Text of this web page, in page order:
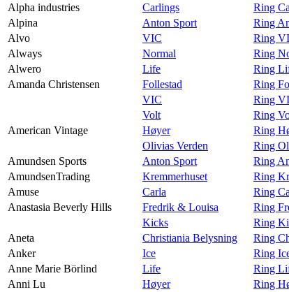
Alpha industries
Carlings Ring
Alpina
Anton Sport Ring
Alvo
VIC Ring
Always
Normal Ring
Alwero
Life Ring
Amanda Christensen
Follestad Ring
VIC
Ring
Volt
Ring
American Vintage
Høyer Ring
Olivias Verden
Ring
Amundsen Sports
Anton Sport Ring
AmundsenTrading
Kremmerhuset Ring
Amuse
Carla Ring
Anastasia Beverly Hills
Fredrik & Louisa Ring
Kicks
Ring
Aneta
Christiania Belysning Ring
Anker
Ice Ring
Anne Marie Börlind
Life Ring
Anni Lu
Høyer Ring